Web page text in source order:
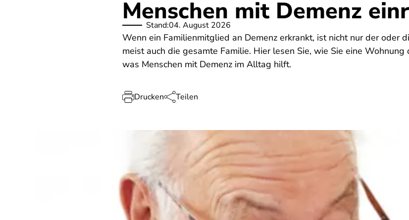
Menschen mit Demenz
Stand:04. August 2026
Wenn ein Familienmitglied an Demenz erkrankt, ist nicht nur der oder
meist auch die gesamte Familie. Hier lesen Sie, wie Sie eine
was Menschen mit Demenz im Alltag hilft.
Drucken Teilen